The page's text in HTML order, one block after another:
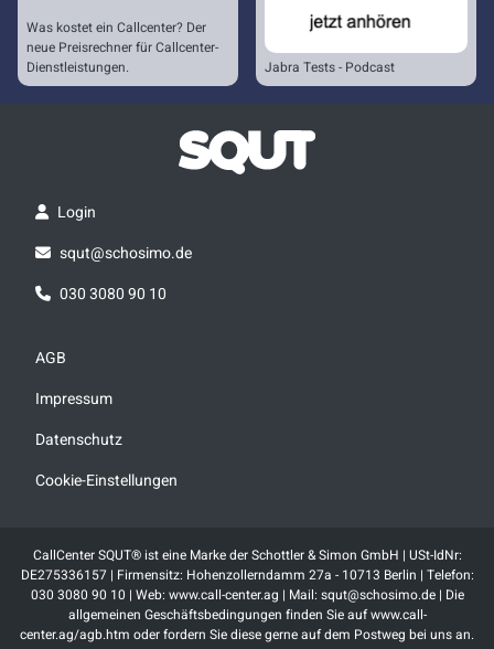
Was kostet ein Callcenter? Der
neue Preisrechner für Callcenter-
Dienstleistungen.
Jabra Tests - Podcast
Login
squt@schosimo.de
030 3080 90 10
AGB
Impressum
Datenschutz
Cookie-Einstellungen
CallCenter SQUT® ist eine Marke der Schottler & Simon GmbH | USt-IdNr:
DE275336157 | Firmensitz: Hohenzollerndamm 27a - 10713 Berlin | Telefon:
030 3080 90 10 | Web: www.call-center.ag | Mail: squt@schosimo.de | Die
allgemeinen Geschäftsbedingungen finden Sie auf www.call-
center.ag/agb.htm oder fordern Sie diese gerne auf dem Postweg bei uns an.